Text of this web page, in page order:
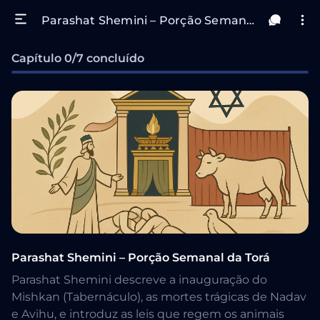
Parashat Shemini – Porção Semanal da Torá
Capítulo 0/7 concluído
Parashat Shemini – Porção Semanal da Torá
Parashat Shemini descreve a inauguração do
Mishkan (Tabernáculo), as mortes trágicas de Nadav
e Avihu, e introduz as leis que regem os animais